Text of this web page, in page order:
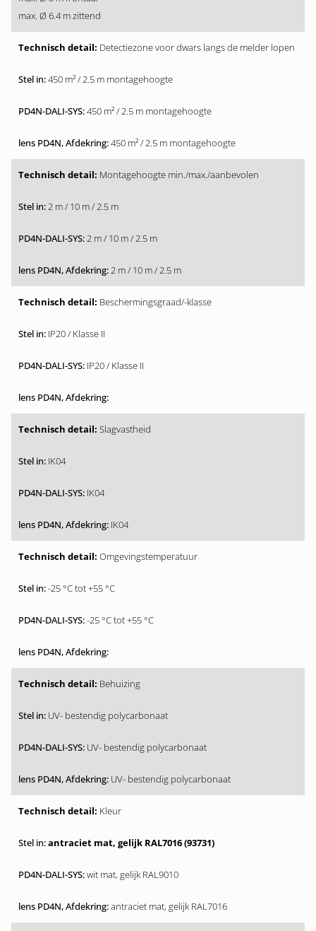
max. Ø 6.4 m zittend
Detectiezone voor dwars langs de melder lopen
450 m² / 2.5 m montagehoogte
450 m² / 2.5 m montagehoogte
450 m² / 2.5 m montagehoogte
Montagehoogte min./max./aanbevolen
2 m / 10 m / 2.5 m
2 m / 10 m / 2.5 m
2 m / 10 m / 2.5 m
Beschermingsgraad/-klasse
IP20 / Klasse II
IP20 / Klasse II
Slagvastheid
IK04
IK04
IK04
Omgevingstemperatuur
-25 °C tot +55 °C
-25 °C tot +55 °C
Behuizing
UV- bestendig polycarbonaat
UV- bestendig polycarbonaat
UV- bestendig polycarbonaat
Kleur
antraciet mat, gelijk RAL7016 (93731)
wit mat, gelijk RAL9010
antraciet mat, gelijk RAL7016